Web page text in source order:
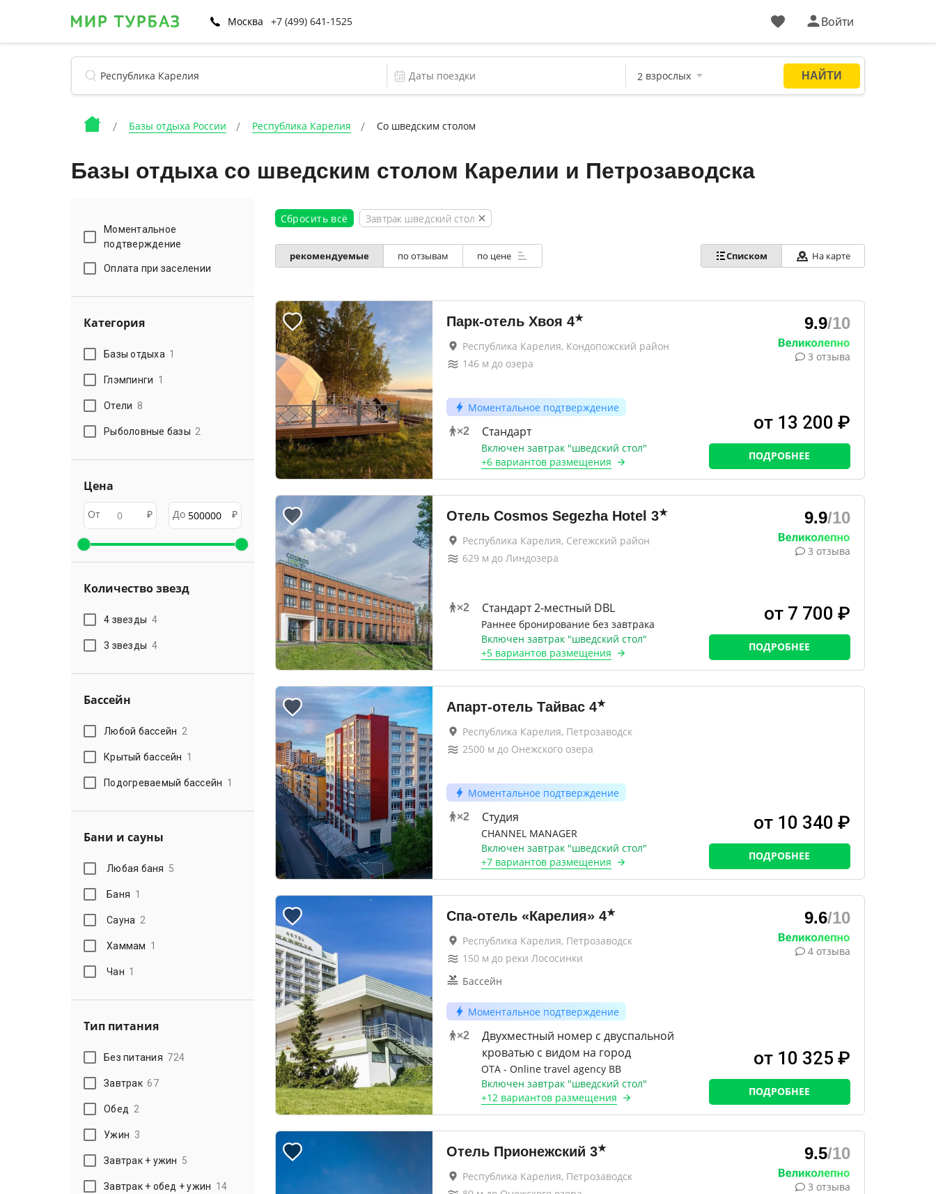
Москва +7 (499) 641-1525 Войти
Базы отдыха России Республика Карелия Со шведским столом
Базы отдыха со шведским столом Карелии и Петрозаводска
Моментальное
подтверждение
Оплата при заселении
Категория
Базы отдыха 1
Глэмпинги 1
Отели 8
Рыболовные базы 2
Цена
От ₽ До ₽
Количество звезд
4 звезды 4
3 звезды 4
Бассейн
Любой бассейн 2
Крытый бассейн 1
Подогреваемый бассейн 1
Бани и сауны
Любая баня 5
Баня 1
Сауна 2
Хаммам 1
Чан 1
Тип питания
Без питания 724
Завтрак 67
Обед 2
Ужин 3
Завтрак + ужин 5
Завтрак + обед + ужин 14
Сбросить всё Завтрак шведский стол
рекомендуемые по отзывам по цене Списком На карте
Парк-отель Хвоя 4★
Республика Карелия, Кондопожский район
146м до озера
Моментальное подтверждение
×2 Стандарт
Включен завтрак "шведский стол"
+6 вариантовразмещения
9.9/10
3 отзыва
от 13 200 ₽
ПОДРОБНЕЕ
Отель Cosmos Segezha Hotel 3★
Республика Карелия, Сегежский район
629 м до Линдозера
×2 Стандарт 2-местный DBL
Раннее бронирование без завтрака
Включен завтрак "шведский стол"
+5 вариантовразмещения
9.9/10
3 отзыва
от 7 700 ₽
ПОДРОБНЕЕ
Апарт-отель Тайвас 4★
Республика Карелия, Петрозаводск
2500м до Онежского озера
Моментальное подтверждение
×2 Студия
CHANNEL MANAGER
Включен завтрак "шведский стол"
+7 вариантовразмещения
от 10 340 ₽
ПОДРОБНЕЕ
Спа-отель «Карелия» 4★
Республика Карелия, Петрозаводск
150м до реки Лососинки
Бассейн
Моментальное подтверждение
×2
Двухместный номер с двуспальной
кроватью с видом на город
OTA - Online travel agency BB
Включен завтрак "шведский стол"
+12 вариантовразмещения
9.6/10
4 отзыва
от 10 325 ₽
ПОДРОБНЕЕ
Отель Прионежский 3★
Республика Карелия, Петрозаводск
9.5/10
3 отзыва